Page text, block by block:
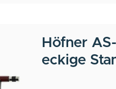
Höfner
eckige